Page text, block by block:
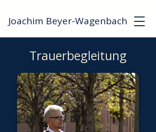
Joachim Beyer-Wagenbach
Trauerbegleitung